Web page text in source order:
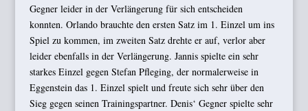
Gegner leider in der Verlängerung für sich entscheiden
konnten. Orlando brauchte den ersten Satz im 1. Einzel um ins
Spiel zu kommen, im zweiten Satz drehte er auf, verlor aber
leider ebenfalls in der Verlängerung. Jannis spielte ein sehr
starkes Einzel gegen Stefan Pfleging, der normalerweise in
Eggenstein das 1. Einzel spielt und freute sich sehr über den
Sieg gegen seinen Trainingspartner. Denis‘ Gegner spielte sehr